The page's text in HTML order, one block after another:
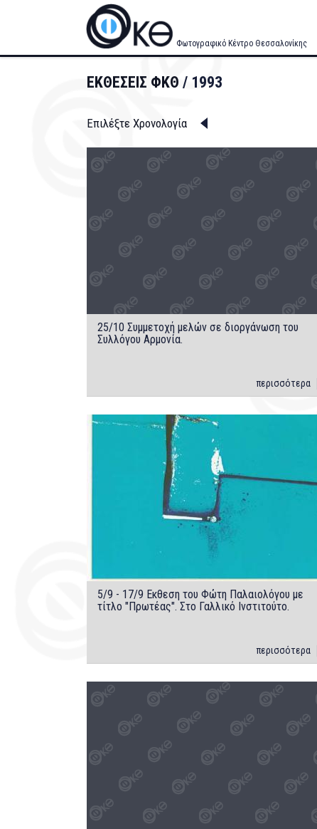
Φωτογραφικό Κέντρο Θεσσαλονίκης
ΕΚΘΕΣΕΙΣ ΦΚΘ 1993
Επιλέξτε Χρονολογία
25/10 Συμμετοχή μελών σε διοργάνωση του
Συλλόγου Aρμονία.
περισσότερα
5/9 - 17/9 Eκθεση του Φώτη Παλαιολόγου με
τίτλο "Πρωτέας". Στο Γαλλικό Iνστιτούτο.
περισσότερα